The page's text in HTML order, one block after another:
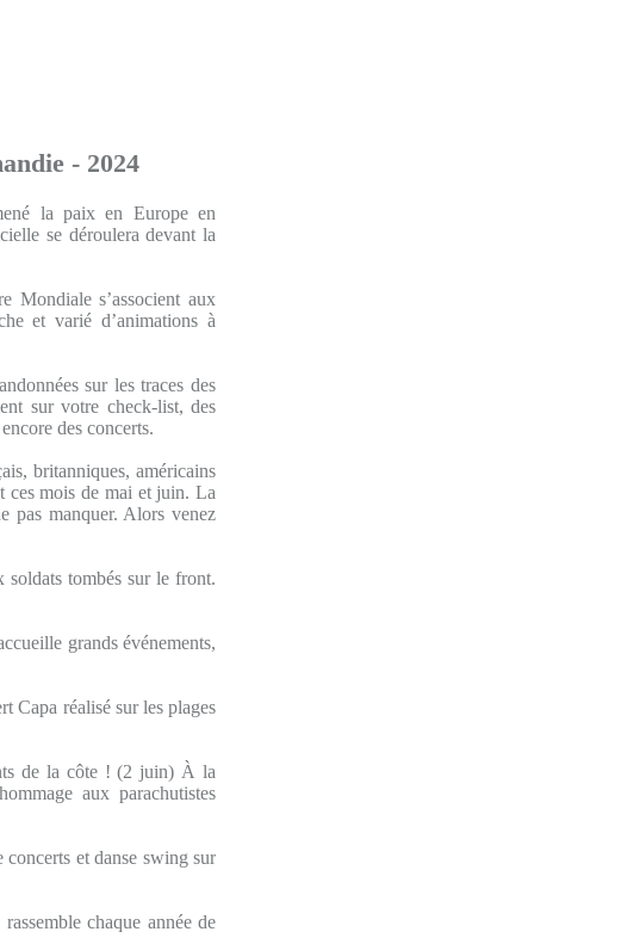
- 2024
la paix en Europe en
se déroulera devant la
Mondiale s’associent aux
et varié d’animations à
sur les traces des
sur votre check-list, des
des concerts.
britanniques, américains
ces mois de mai et juin. La
pas manquer. Alors venez
soldats tombés sur le front.
grands événements,
Capa réalisé sur les plages
de la côte ! (2 juin) À la
aux parachutistes
et danse swing sur
chaque année de